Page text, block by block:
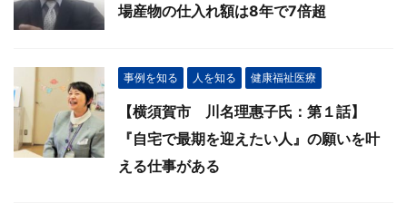
場産物の仕入れ額は8年で7倍超
事例を知る 人を知る 健康福祉医療
【横須賀市 川名理惠子氏：第１話】
『自宅で最期を迎えたい人』の願いを叶
える仕事がある